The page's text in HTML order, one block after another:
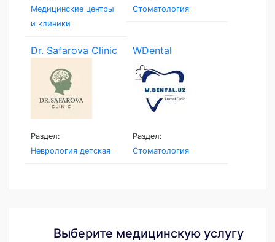
Медицинские центры
и клиники
Стоматология
Dr. Safarova Clinic
Раздел:
Неврология детская
WDental
Раздел:
Стоматология
Выберите медицинскую услугу